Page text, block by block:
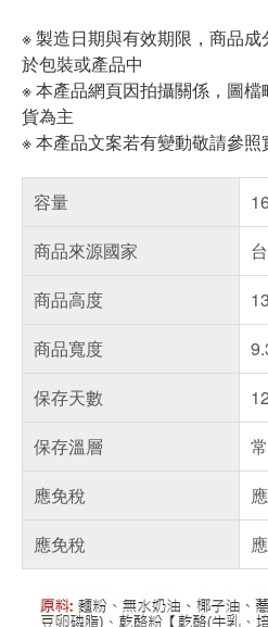
※ 製造日期與有效期限，商品
於包裝或產品中
※ 本產品網頁因拍攝關係，圖
貨為主
※ 本產品文案若有變動敬請參
容量
商品來源國家
商品高度
商品寬度
保存天數
保存溫層
應免稅
應免稅